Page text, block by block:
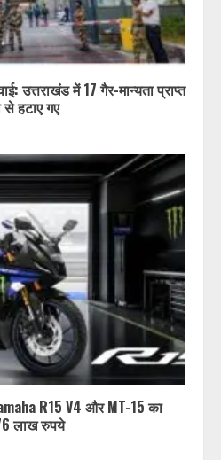
उत्तराखंड में 17 गैर-मान्यता प्राप्त
हटाए गए
R15 V4 और MT-15 का
लाख रुपये